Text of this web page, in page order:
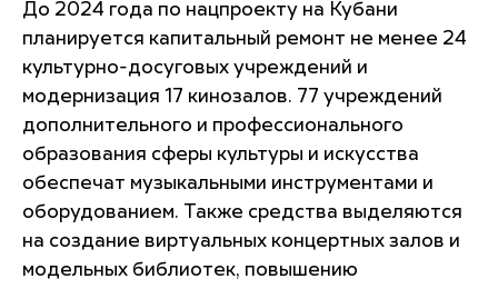
До 2024 года по нацпроекту на Кубани
планируется капитальный ремонт не менее 24
культурно-досуговых учреждений и
модернизация 17 кинозалов. 77 учреждений
дополнительного и профессионального
образования сферы культуры и искусства
обеспечат музыкальными инструментами и
оборудованием. Также средства выделяются
на создание виртуальных концертных залов и
модельных библиотек, повышению